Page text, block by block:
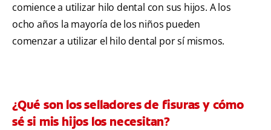
comience a utilizar hilo dental con sus hijos. A los
ocho años la mayoría de los niños pueden
comenzar a utilizar el hilo dental por sí mismos.
¿Qué son los selladores de fisuras y cómo
sé si mis hijos los necesitan?